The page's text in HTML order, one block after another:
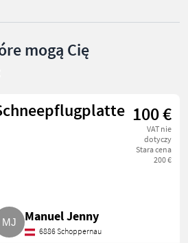
mogą Cię
100 €
VAT nie
dotyczy
Stara cena
200 €
Manuel Jenny
6886 Schoppernau